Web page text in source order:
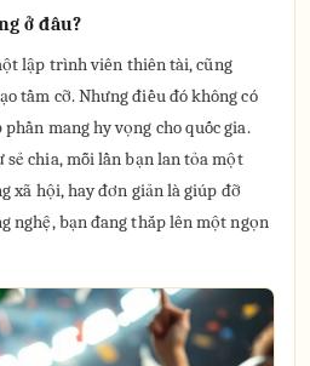
ở đâu?
lập trình viên thiên tài, cũng
tầm cỡ. Nhưng điều đó không có
mang hy vọng cho quốc gia.
chia, mỗi lần bạn lan tỏa một
xã hội, hay đơn giản là giúp đỡ
nghệ, bạn đang thắp lên một ngọn